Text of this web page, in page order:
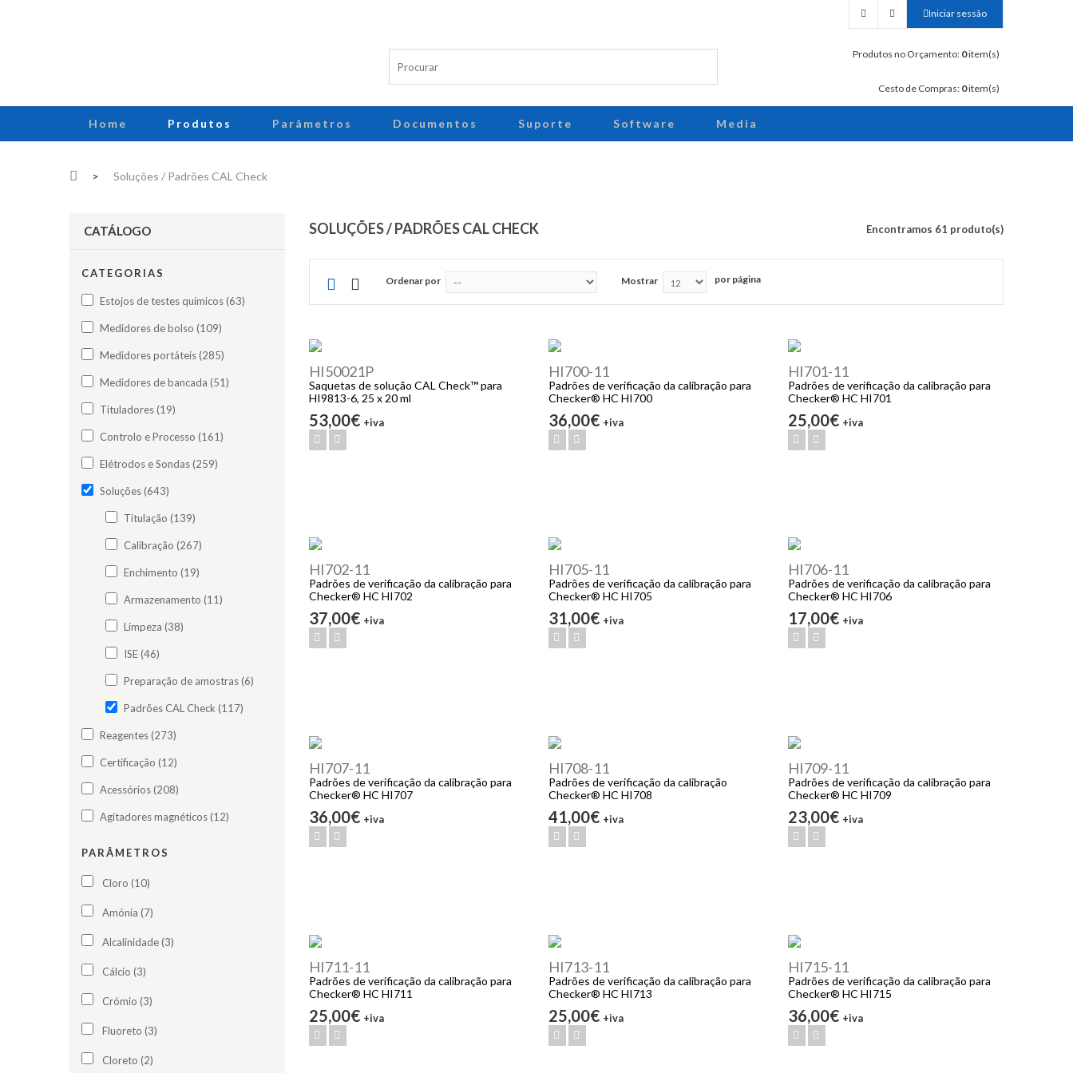
Iniciar sessão
Produtos no Orçamento: 0item(s)
Cesto de Compras: 0item(s)
Home Produtos Parâmetros Documentos Suporte Software Media
> Soluções / Padrões CAL Check
CATÁLOGO
CATEGORIAS
Estojos de testes químicos (63)
Medidores de bolso (109)
Medidores portáteis (285)
Medidores de bancada (51)
Tituladores (19)
Controlo e Processo (161)
Elétrodos e Sondas (259)
Soluções (643)
Titulação (139)
Calibração (267)
Enchimento (19)
Armazenamento (11)
Limpeza (38)
ISE (46)
Preparação de amostras (6)
Padrões CAL Check (117)
Reagentes (273)
Certificação (12)
Acessórios (208)
Agitadores magnéticos (12)
PARÂMETROS
Cloro (10)
Amónia (7)
Alcalinidade (3)
Cálcio (3)
Crómio (3)
Fluoreto (3)
Cloreto (2)
SOLUÇÕES / PADRÕES CAL CHECK Encontramos 61 produto(s)
Ordenar por Mostrar por página
HI50021P
Saquetas de solução CAL Check™ para
HI9813-6, 25 x 20 ml
53,00€ +iva
HI700-11
Padrões de verificação da calibração para
Checker® HC HI700
36,00€ +iva
HI701-11
Padrões de verificação da calibração para
Checker® HC HI701
25,00€ +iva
HI702-11
Padrões de verificação da calibração para
Checker® HC HI702
37,00€ +iva
HI705-11
Padrões de verificação da calibração para
Checker® HC HI705
31,00€ +iva
HI706-11
Padrões de verificação da calibração para
Checker® HC HI706
17,00€ +iva
HI707-11
Padrões de verificação da calibração para
Checker® HC HI707
36,00€ +iva
HI708-11
Padrões de verificação da calibração
Checker® HC HI708
41,00€ +iva
HI709-11
Padrões de verificação da calibração para
Checker® HC HI709
23,00€ +iva
HI711-11
Padrões de verificação da calibração para
Checker® HC HI711
25,00€ +iva
HI713-11
Padrões de verificação da calibração para
Checker® HC HI713
25,00€ +iva
HI715-11
Padrões de verificação da calibração para
Checker® HC HI715
36,00€ +iva